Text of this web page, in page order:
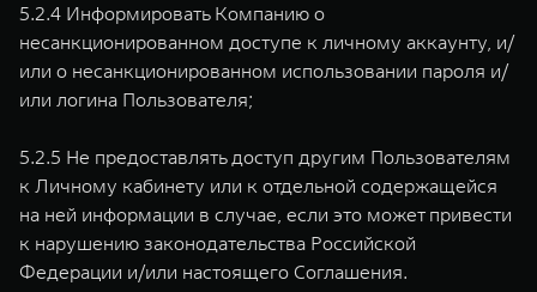
5.2.4 Информировать Компанию о
несанкционированном доступе к личному аккаунту, и/
или о несанкционированном использовании пароля и/
или логина Пользователя;
5.2.5 Не предоставлять доступ другим Пользователям
к Личному кабинету или к отдельной содержащейся
на ней информации в случае, если это может привести
к нарушению законодательства Российской
Федерации и/или настоящего Соглашения.